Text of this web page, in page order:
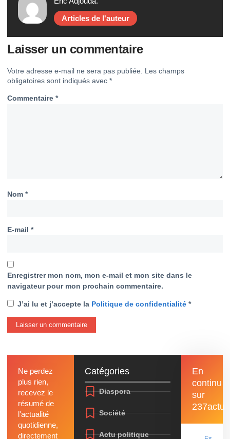
Articles de l'auteur
Laisser un commentaire
Votre adresse e-mail ne sera pas publiée.
Les champs
obligatoires sont indiqués avec *
Commentaire *
Nom *
E-mail *
Enregistrer mon nom, mon e-mail et mon site dans le
navigateur pour mon prochain commentaire.
J’ai lu et j’accepte la Politique de confidentialité *
Ne perdez
plus rien,
recevez le
résumé de
l'actualité
quotidienne,
directement
Catégories
Diaspora
Société
Actu politique
En
continu
sur
237actu